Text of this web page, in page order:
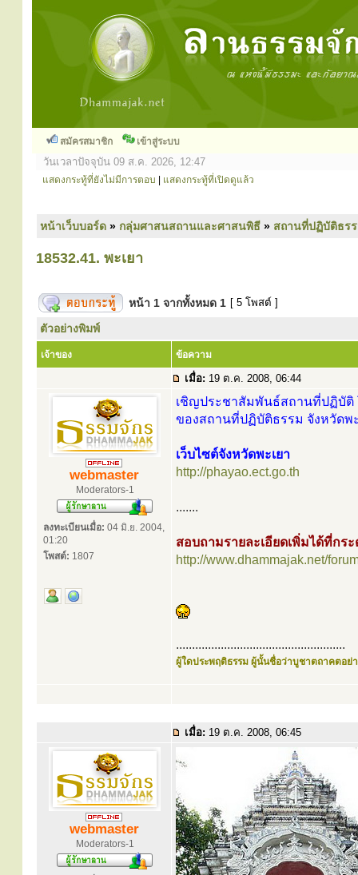
สมัครสมาชิก เข้าสู่ระบบ
วันเวลาปัจจุบัน 09 ส.ค. 2026, 12:47
แสดงกระทู้ที่ยังไม่มีการตอบ แสดงกระทู้ที่เปิดดูแล้ว
หน้าเว็บบอร์ด » กลุ่มศาสนสถานและศาสนพิธี » สถานที่ปฏิบัติธร
18532.41. พะเยา
หน้า 1 จากทั้งหมด 1 [ 5 โพสต์ ]
ตัวอย่างพิมพ์
เจ้าของ ข้อความ
เมื่อ: 19 ต.ค. 2008, 06:44
webmaster
Moderators-1
ลงทะเบียนเมื่อ: 04 มิ.ย. 2004,
01:20
โพสต์: 1807
เชิญประชาสัมพันธ์สถานที่ปฏิบัติ
ของสถานที่ปฏิบัติธรรม จังหวัดพะ
เว็บไซต์จังหวัดพะเยา
http://phayao.ect.go.th
.......
สอบถามรายละเอียดเพิ่มได้ที่กร
http://www.dhammajak.net/
.....................................................
ผู้ใดประพฤติธรรม ผู้นั้นชื่อว่าบูชาตถาคตอย่า
เมื่อ: 19 ต.ค. 2008, 06:45
webmaster
Moderators-1